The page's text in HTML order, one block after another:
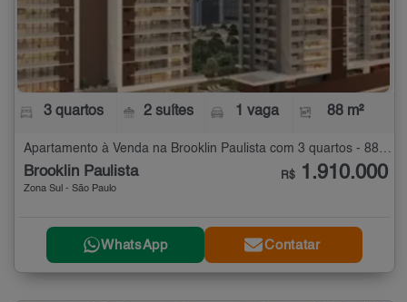
3 quartos 2 suítes 1 vaga 88 m²
Apartamento à Venda na Brooklin Paulista com 3 quartos - 88 m²
Brooklin Paulista
Zona Sul - São Paulo
R$ 1.910.000
WhatsApp Contatar